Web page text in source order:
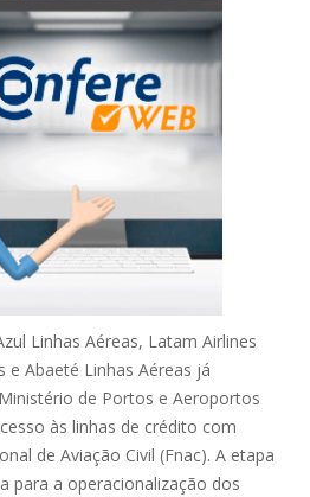
Linhas Aéreas, Latam Airlines
e Abaeté Linhas Aéreas já
de Portos e Aeroportos
às linhas de crédito com
de Aviação Civil (Fnac). A etapa
para a operacionalização dos